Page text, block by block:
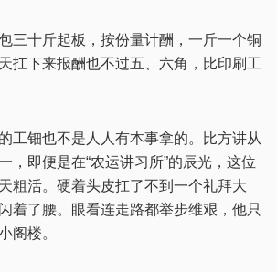
三十斤起板，按份量计酬，一斤一个铜
扛下来报酬也不过五、六角，比印刷工
工钿也不是人人有本事拿的。比方讲从
，即便是在“农运讲习所”的辰光，这位
粗活。硬着头皮扛了不到一个礼拜大
着了腰。眼看连走路都举步维艰，他只
阁楼。